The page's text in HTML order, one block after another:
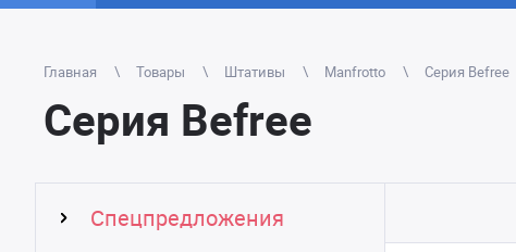
Главная Товары Штативы Manfrotto Серия Befree
Серия Befree
Спецпредложения